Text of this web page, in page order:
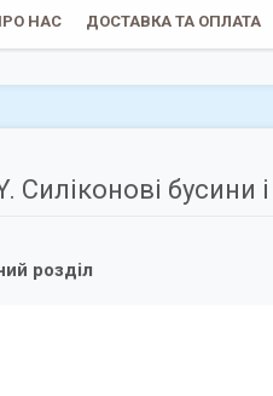
НАС ДОСТАВКА ТА ОПЛАТА
Силіконові бусини
розділ